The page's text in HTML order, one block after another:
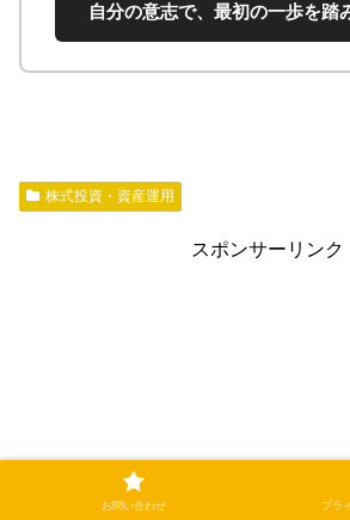
自分の意志で、最初の一歩を踏
株式投資・資産運用
スポンサーリンク
お問い合わせ プラ